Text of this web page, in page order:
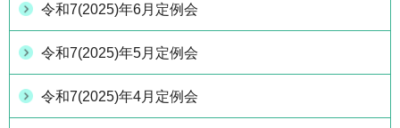
令和7(2025)年6月定例会
令和7(2025)年5月定例会
令和7(2025)年4月定例会